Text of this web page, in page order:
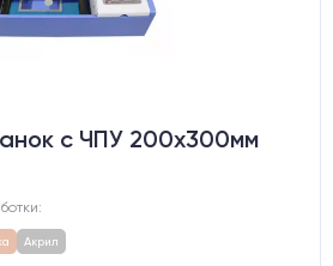
c ЧПУ 200х300мм
Акрил